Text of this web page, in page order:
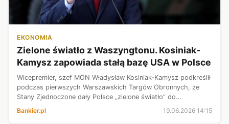
EKONOMIA
Zielone światło z Waszyngtonu. Kosiniak-
Kamysz zapowiada stałą bazę USA w Polsce
Wicepremier, szef MON Władysław Kosiniak-Kamysz podkreślił
podczas pierwszych Warszawskich Targów Obronnych, że
Stany Zjednoczone dały Polsce „zielone światło” do
utworzenia stałej bazy wojsk amerykańs...
Bankier.pl 19.06.2026 14:15